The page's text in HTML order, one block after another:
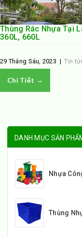
Thùng Rác Nhựa Tại
360L, 660L
29 Tháng Sáu, 2023 |Tin
Chi Tiết →
DANH MỤC SẢN
Nhựa
Thùng